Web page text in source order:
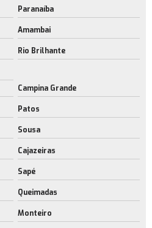
Paranaíba
Amambai
Rio Brilhante
Campina Grande
Patos
Sousa
Cajazeiras
Sapé
Queimadas
Monteiro